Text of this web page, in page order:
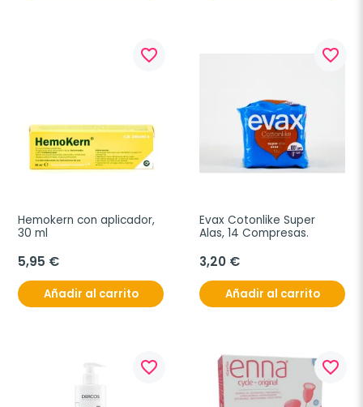
favorite_border
Hemokern con aplicador,
30 ml
5,95 €
Añadir al carrito
favorite_border
Evax Cotonlike Super
Alas, 14 Compresas.
3,20 €
Añadir al carrito
favorite_border favorite_border